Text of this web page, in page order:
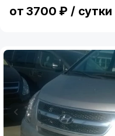
от 3700 ₽ / сутки